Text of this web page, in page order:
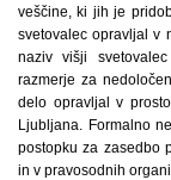
veščine, ki jih je
svetovalec opravljal v
naziv višji
razmerje za
delo opravljal v
Ljubljana. Formalno
postopku za zasedbo
in v pravosodnih